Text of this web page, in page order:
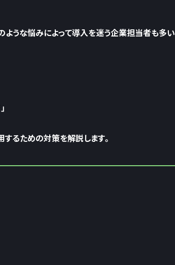
うな悩みによって導入を迷う企業担当者も多い
るための対策を解説します。